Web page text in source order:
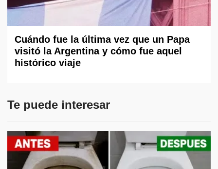
Cuándo fue la última vez que un Papa
visitó la Argentina y cómo fue aquel
histórico viaje
Te puede interesar